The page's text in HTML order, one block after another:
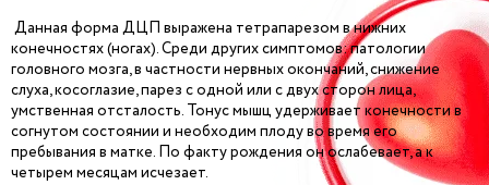
Данная форма ДЦП выражена тетрапарезом в нижних
конечностях (ногах). Среди других симптомов: патологии
головного мозга, в частности нервных окончаний, снижение
слуха, косоглазие, парез с одной или с двух сторон лица,
умственная отсталость. Тонус мышц удерживает конечности в
согнутом состоянии и необходим плоду во время его
пребывания в матке. По факту рождения он ослабевает, а к
четырем месяцам исчезает.